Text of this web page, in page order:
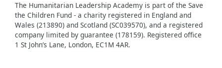
The Humanitarian Leadership Academy is part of the Save
the Children Fund - a charity registered in England and
Wales (213890) and Scotland (SC039570), and a registered
company limited by guarantee (178159). Registered office
1 St John’s Lane, London, EC1M 4AR.